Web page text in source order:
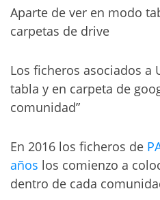
Aparte de ver en modo
carpetas de drive
Los ficheros asociados a
tabla y en carpeta de
comunidad”
En 2016 los ficheros de
años los comienzo a
dentro de cada